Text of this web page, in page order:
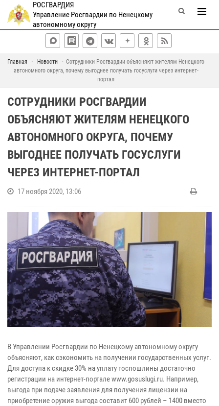
РОСГВАРДИЯ
Управление Росгвардии по Ненецкому
автономному округу
Главная Новости
Сотрудники Росгвардии объясняют жителям Ненецкого
автономного округа, почему выгоднее получать госуслуги через интернет-
портал
СОТРУДНИКИ РОСГВАРДИИ
ОБЪЯСНЯЮТ ЖИТЕЛЯМ НЕНЕЦКОГО
АВТОНОМНОГО ОКРУГА, ПОЧЕМУ
ВЫГОДНЕЕ ПОЛУЧАТЬ ГОСУСЛУГИ
ЧЕРЕЗ ИНТЕРНЕТ-ПОРТАЛ
17 ноября 2020, 13:06
В Управлении Росгвардии по Ненецкому автономному округу
объясняют, как сэкономить на получении государственных услуг.
Для доступа к скидке 30% на уплату госпошлины достаточно
регистрации на интернет-портале www.gosuslugi.ru. Например,
выгода при подаче заявления для получения лицензии на
приобретение оружия выгода составит 600 рублей – 1400 вместо